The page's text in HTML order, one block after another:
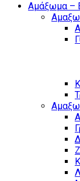
Αμάξωμα –